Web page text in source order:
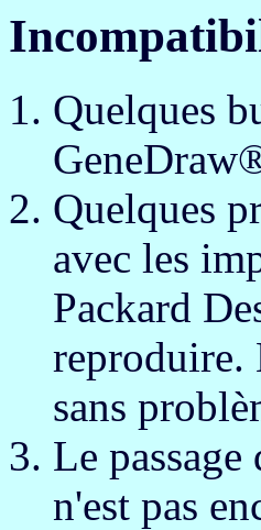
Quelques
Quelques
avec les
Packard
reproduire.
sans
Le
n'est pas